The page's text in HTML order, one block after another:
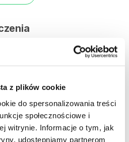
z plików cookie
do spersonalizowania treści
społecznościowe i
witrynie. Informacje o tym, jak
udostępniamy partnerom
není vyžadována vratná či